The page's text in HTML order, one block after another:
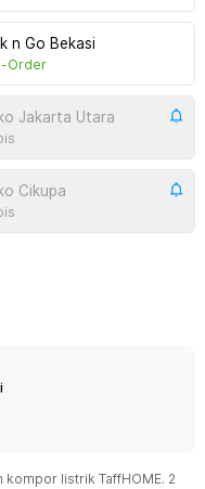
n Go Bekasi
Order
Jakarta Utara
Cikupa
listrik TaffHOME. 2